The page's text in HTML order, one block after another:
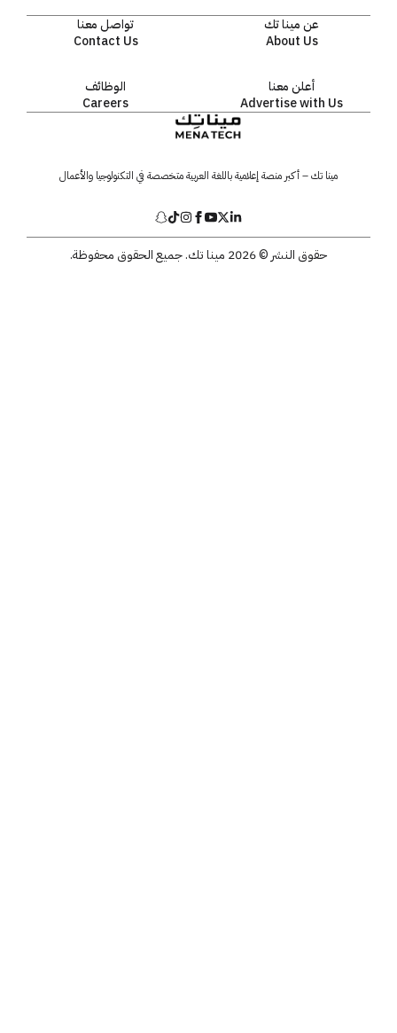
عن مينا تك
About Us
تواصل معنا
Contact Us
أعلن معنا
Advertise with Us
الوظائف
Careers
مينا تك – أكبر منصة إعلامية باللغة العربية متخصصة في التكنولوجيا والأعمال
حقوق النشر © 2026 مينا تك. جميع الحقوق محفوظة.